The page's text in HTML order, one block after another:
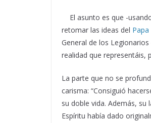
El asunto es que -
retomar las ideas del
General de los
realidad que representáis,
La parte que no se
carisma: “Consiguió
su doble vida. Además,
Espíritu había dado